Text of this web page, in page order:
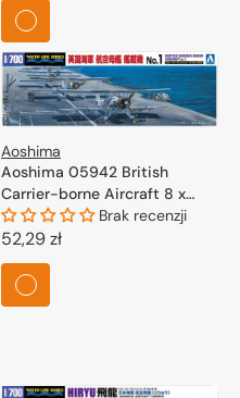
Aoshima
Aoshima 05942 British
Carrier-borne Aircraft 8 x
Swordfish 1/700Brak recenzji
Cena
regularna
52,29 zł